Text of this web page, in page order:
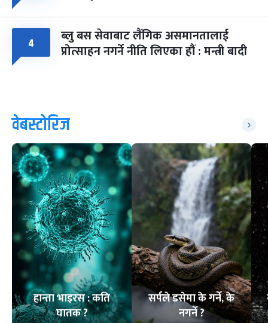
४ ब्लु बस सेवाबाट लैंगिक असमानतालाई
प्रोत्साहन नगर्ने नीति लिएका हौं : मन्त्री बादी
वेबस्टोरिज
हान्ता भाइरस : कति
घातक ?
सर्पले डसेमा के गर्ने, के
नगर्ने ?